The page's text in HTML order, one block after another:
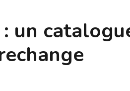
un